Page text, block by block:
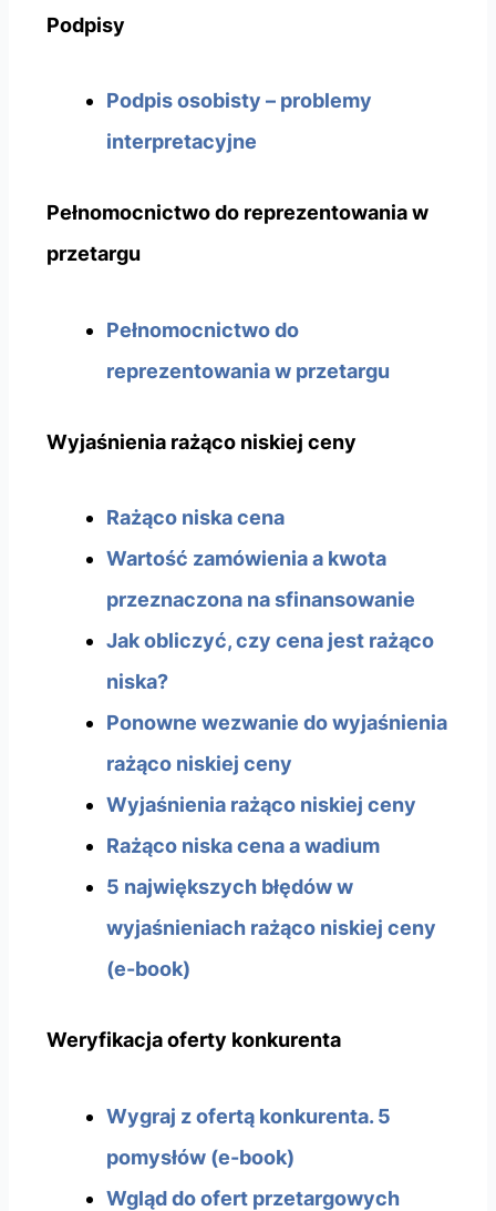
Podpisy
Podpis osobisty – problemy
interpretacyjne
Pełnomocnictwo do reprezentowania w
przetargu
Pełnomocnictwo do
reprezentowania w przetargu
Wyjaśnienia rażąco niskiej ceny
Rażąco niska cena
Wartość zamówienia a kwota
przeznaczona na sfinansowanie
Jak obliczyć, czy cena jest rażąco
niska?
Ponowne wezwanie do wyjaśnienia
rażąco niskiej ceny
Wyjaśnienia rażąco niskiej ceny
Rażąco niska cena a wadium
5 największych błędów w
wyjaśnieniach rażąco niskiej ceny
(e-book)
Weryfikacja oferty konkurenta
Wygraj z ofertą konkurenta. 5
pomysłów (e-book)
Wgląd do ofert przetargowych